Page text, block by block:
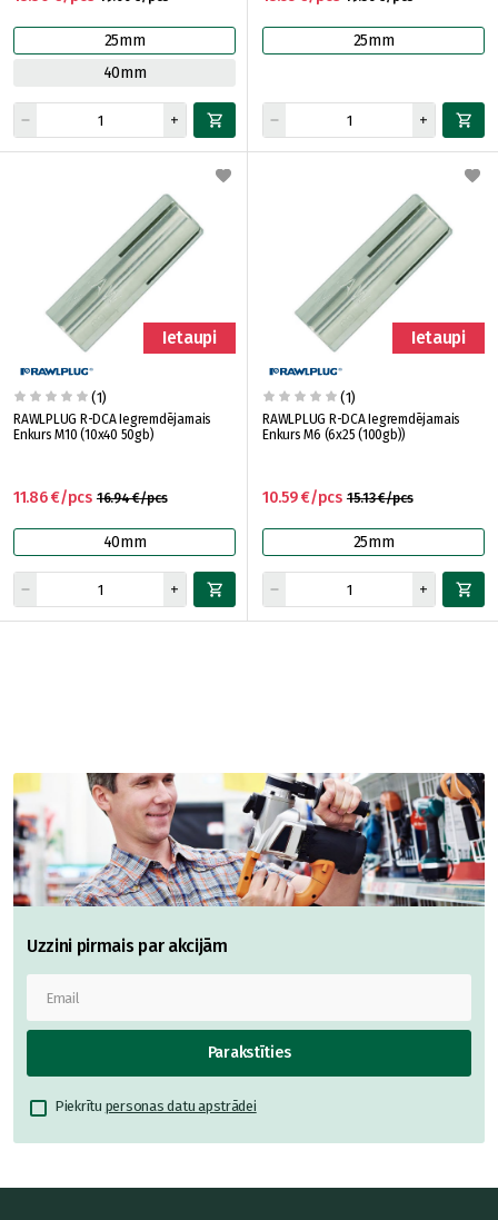
25mm
40mm
25mm
Ietaupi
(1)
RAWLPLUG R-DCA Iegremdējamais
Enkurs M10 (10x40 50gb)
16.94 €/pcs
11.86 €/pcs
40mm
Ietaupi
(1)
RAWLPLUG R-DCA Iegremdējamais
Enkurs M6 (6x25 (100gb))
15.13 €/pcs
10.59 €/pcs
25mm
Uzzini pirmais par akcijām
Parakstīties
Piekrītu personas datu apstrādei